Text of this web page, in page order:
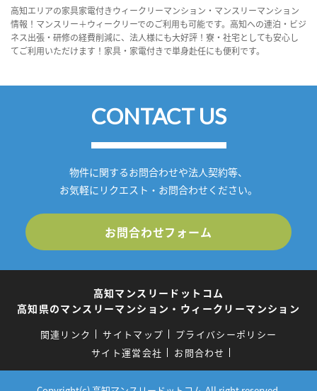
高知エリアの家具家電付きウィークリーマンション・マンスリーマンション
情報！マンスリー＋ウィークリーでのご利用も可能です。高知への連泊・ビジ
ネス出張・研修の経費削減に、法人様にも大好評！寮・社宅としても安心し
てご利用いただけます！家具・家電付きで単身赴任にも便利です。
CONTACT US
物件に関するお問合わせや法人契約等、
お気軽にリクエスト・お問合わせください。
お問合わせフォーム
高知マンスリードットコム
高知県のマンスリーマンション・ウィークリーマンション
関連リンク サイトマップ
プライバシーポリシー
サイト運営会社
お問合わせ